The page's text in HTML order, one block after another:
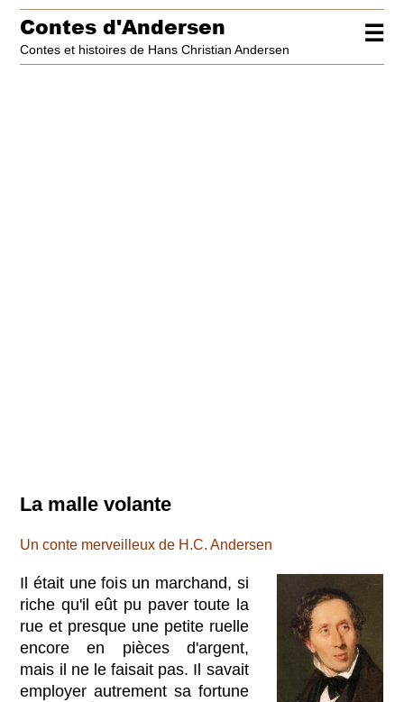
☰
Contes d'Andersen
Contes et histoires de Hans Christian Andersen
La malle volante
Un conte merveilleux de H.C. Andersen
Il était une fois un marchand, si
riche qu'il eût pu paver toute la
rue et presque une petite ruelle
encore en pièces d'argent,
mais il ne le faisait pas. Il savait
employer autrement sa fortune